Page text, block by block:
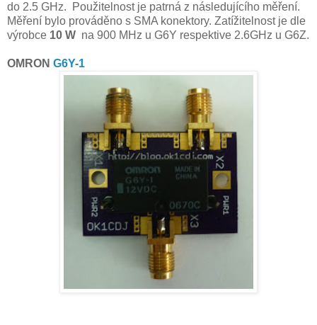
do 2.5 GHz. Použitelnost je patrná z následujícího měření.
Měření bylo prováděno s SMA konektory. Zatížitelnost je dle
výrobce 10 W na 900 MHz u G6Y respektive 2.6GHz u G6Z.
OMRON G6Y-1